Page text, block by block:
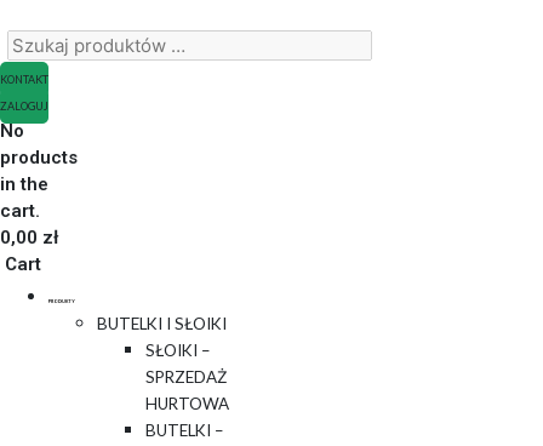
KONTAKT
ZALOGUJ
No
products
in the
cart.
0,00 zł
Cart
PRODUKTY
BUTELKI I SŁOIKI
SŁOIKI –
SPRZEDAŻ
HURTOWA
BUTELKI –